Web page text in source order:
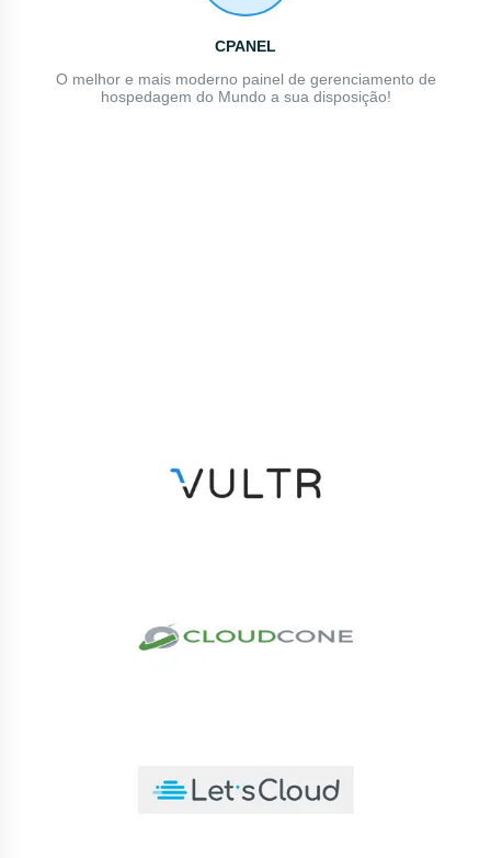
CPANEL
O melhor e mais moderno painel de gerenciamento de
hospedagem do Mundo a sua disposição!